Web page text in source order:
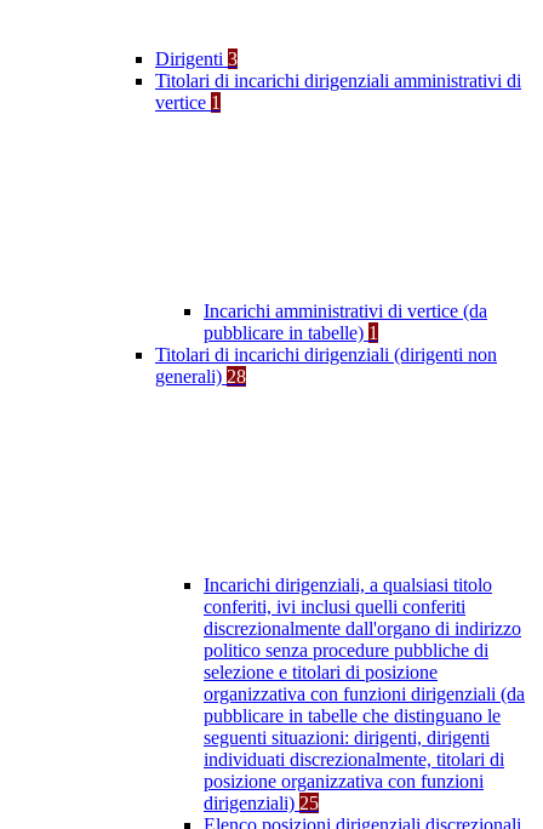
Dirigenti 3
Titolari di incarichi dirigenziali amministrativi di
vertice 1
Incarichi amministrativi di vertice (da
pubblicare in tabelle) 1
Titolari di incarichi dirigenziali (dirigenti non
generali) 28
Incarichi dirigenziali, a qualsiasi titolo
conferiti, ivi inclusi quelli conferiti
discrezionalmente dall'organo di indirizzo
politico senza procedure pubbliche di
selezione e titolari di posizione
organizzativa con funzioni dirigenziali (da
pubblicare in tabelle che distinguano le
seguenti situazioni: dirigenti, dirigenti
individuati discrezionalmente, titolari di
posizione organizzativa con funzioni
dirigenziali) 25